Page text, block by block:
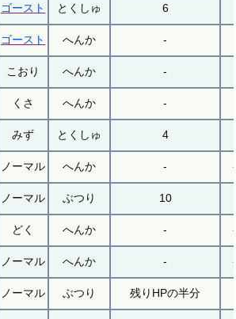
ゴースト とくしゅ 6
ゴースト へんか -
こおり へんか -
くさ へんか -
みず とくしゅ 4
ノーマル へんか - -
ノーマル ぶつり 10
どく へんか - -
ノーマル へんか - -
ノーマル ぶつり 残りHPの半分